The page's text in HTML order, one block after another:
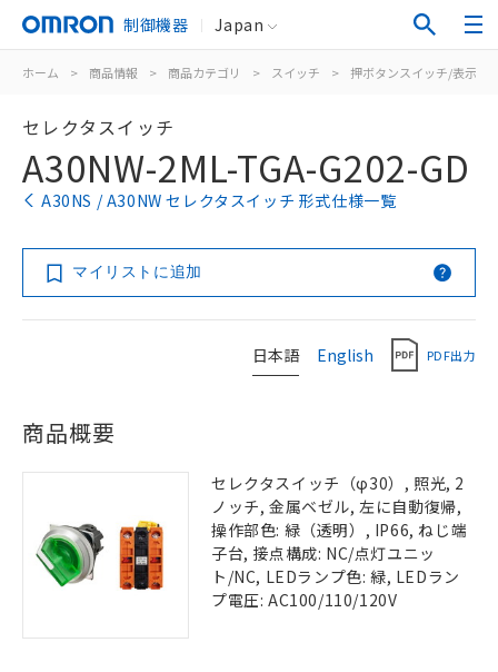
制御機器 Japan
ホーム > 商品情報 > 商品カテゴリ > スイッチ > 押ボタンスイッチ/表示灯
セレクタスイッチ
A30NW-2ML-TGA-G202-GD
A30NS / A30NW セレクタスイッチ 形式仕様一覧
マイリストに追加
日本語 English PDF出力
商品概要
セレクタスイッチ（φ30）, 照光, 2
ノッチ, 金属ベゼル, 左に自動復帰,
操作部色: 緑（透明）, IP66, ねじ端
子台, 接点構成: NC/点灯ユニッ
ト/NC, LEDランプ色: 緑, LEDラン
プ電圧: AC100/110/120V